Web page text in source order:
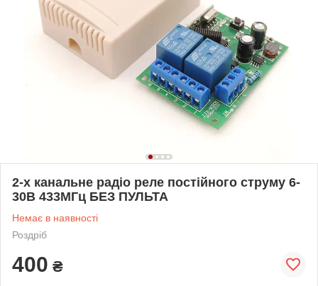
2-х канальне радіо реле постійного струму 6-
30В 433МГц БЕЗ ПУЛЬТА
Немає в наявності
Роздріб
400 ₴